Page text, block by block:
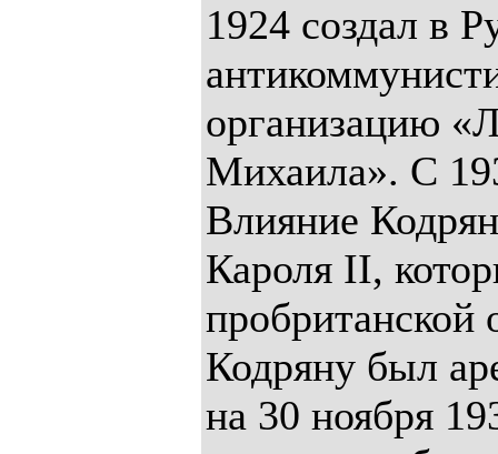
1924 создал в
организацию
Михаила». С
Влияние
Кароля II,
пробританской
Кодряну был
на 30 ноября